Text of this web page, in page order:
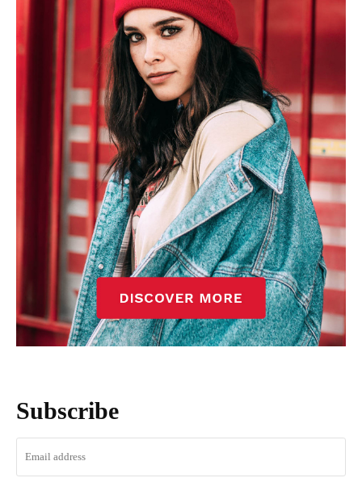
Subscribe